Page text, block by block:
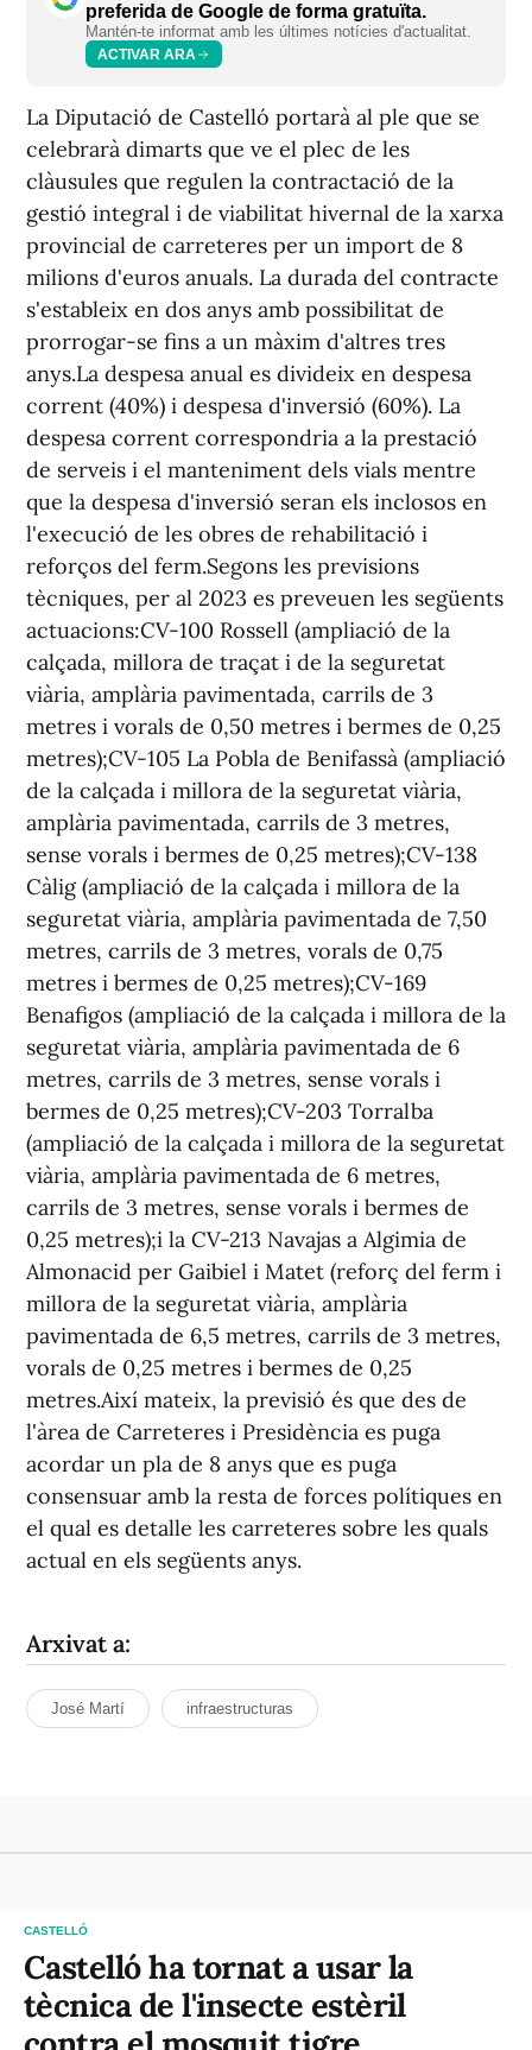
preferida de Google de forma gratuïta.
Mantén-te informat amb les últimes notícies d'actualitat.
ACTIVAR ARA
La Diputació de Castelló portarà al ple que se
celebrarà dimarts que ve el plec de les
clàusules que regulen la contractació de la
gestió integral i de viabilitat hivernal de la xarxa
provincial de carreteres per un import de 8
milions d'euros anuals. La durada del contracte
s'estableix en dos anys amb possibilitat de
prorrogar-se fins a un màxim d'altres tres
anys.La despesa anual es divideix en despesa
corrent (40%) i despesa d'inversió (60%). La
despesa corrent correspondria a la prestació
de serveis i el manteniment dels vials mentre
que la despesa d'inversió seran els inclosos en
l'execució de les obres de rehabilitació i
reforços del ferm.Segons les previsions
tècniques, per al 2023 es preveuen les següents
actuacions:CV-100 Rossell (ampliació de la
calçada, millora de traçat i de la seguretat
viària, amplària pavimentada, carrils de 3
metres i vorals de 0,50 metres i bermes de 0,25
metres);CV-105 La Pobla de Benifassà (ampliació
de la calçada i millora de la seguretat viària,
amplària pavimentada, carrils de 3 metres,
sense vorals i bermes de 0,25 metres);CV-138
Càlig (ampliació de la calçada i millora de la
seguretat viària, amplària pavimentada de 7,50
metres, carrils de 3 metres, vorals de 0,75
metres i bermes de 0,25 metres);CV-169
Benafigos (ampliació de la calçada i millora de la
seguretat viària, amplària pavimentada de 6
metres, carrils de 3 metres, sense vorals i
bermes de 0,25 metres);CV-203 Torralba
(ampliació de la calçada i millora de la seguretat
viària, amplària pavimentada de 6 metres,
carrils de 3 metres, sense vorals i bermes de
0,25 metres);i la CV-213 Navajas a Algimia de
Almonacid per Gaibiel i Matet (reforç del ferm i
millora de la seguretat viària, amplària
pavimentada de 6,5 metres, carrils de 3 metres,
vorals de 0,25 metres i bermes de 0,25
metres.Així mateix, la previsió és que des de
l'àrea de Carreteres i Presidència es puga
acordar un pla de 8 anys que es puga
consensuar amb la resta de forces polítiques en
el qual es detalle les carreteres sobre les quals
actual en els següents anys.
Arxivat a:
José Martí infraestructuras
CASTELLÓ
Castelló ha tornat a usar la
tècnica de l'insecte estèril